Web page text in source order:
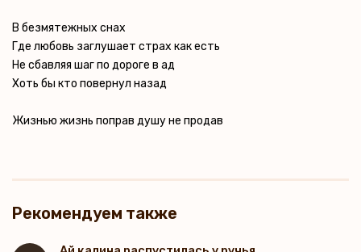
В безмятежных снах
Где любовь заглушает страх как есть
Не сбавляя шаг по дороге в ад
Хоть бы кто повернул назад
Жизнью жизнь поправ душу не продав
Рекомендуем также